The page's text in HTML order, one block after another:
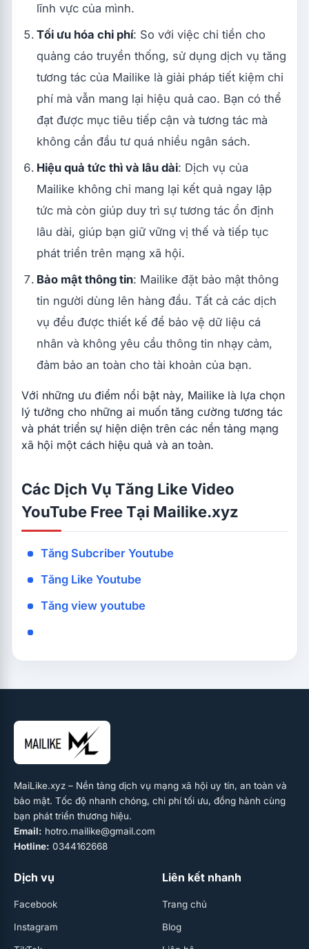
lĩnh vực của mình.
Tối ưu hóa chi phí: So với việc chi tiền cho
quảng cáo truyền thống, sử dụng dịch vụ tăng
tương tác của Mailike là giải pháp tiết kiệm chi
phí mà vẫn mang lại hiệu quả cao. Bạn có thể
đạt được mục tiêu tiếp cận và tương tác mà
không cần đầu tư quá nhiều ngân sách.
Hiệu quả tức thì và lâu dài: Dịch vụ của
Mailike không chỉ mang lại kết quả ngay lập
tức mà còn giúp duy trì sự tương tác ổn định
lâu dài, giúp bạn giữ vững vị thế và tiếp tục
phát triển trên mạng xã hội.
Bảo mật thông tin: Mailike đặt bảo mật thông
tin người dùng lên hàng đầu. Tất cả các dịch
vụ đều được thiết kế để bảo vệ dữ liệu cá
nhân và không yêu cầu thông tin nhạy cảm,
đảm bảo an toàn cho tài khoản của bạn.
Với những ưu điểm nổi bật này, Mailike là lựa chọn
lý tưởng cho những ai muốn tăng cường tương tác
và phát triển sự hiện diện trên các nền tảng mạng
xã hội một cách hiệu quả và an toàn.
Các Dịch Vụ Tăng Like Video
YouTube Free Tại Mailike.xyz
Tăng Subcriber Youtube
Tăng Like Youtube
Tăng view youtube
MaiLike.xyz – Nền tảng dịch vụ mạng xã hội uy tín, an toàn và
bảo mật. Tốc độ nhanh chóng, chi phí tối ưu, đồng hành cùng
bạn phát triển thương hiệu.
Email: hotro.mailike@gmail.com
Hotline: 0344162668
Dịch vụ
Facebook
Instagram
Liên kết nhanh
Trang chủ
Blog